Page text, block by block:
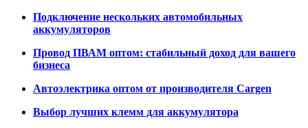
Подключение нескольких автомобильных
аккумуляторов
Провод ПВАМ оптом: стабильный доход для вашего
бизнеса
Автоэлектрика оптом от производителя Cargen
Выбор лучших клемм для аккумулятора